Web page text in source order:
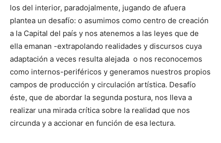
los del interior, paradojalmente, jugando de afuera
plantea un desafío: o asumimos como centro de creación
a la Capital del país y nos atenemos a las leyes que de
ella emanan -extrapolando realidades y discursos cuya
adaptación a veces resulta alejada o nos reconocemos
como internos-periféricos y generamos nuestros propios
campos de producción y circulación artística. Desafío
éste, que de abordar la segunda postura, nos lleva a
realizar una mirada crítica sobre la realidad que nos
circunda y a accionar en función de esa lectura.